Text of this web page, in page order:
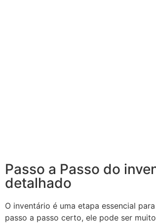
Passo a Passo do
detalhado
O inventário é uma etapa essencial
passo a passo certo, ele pode ser